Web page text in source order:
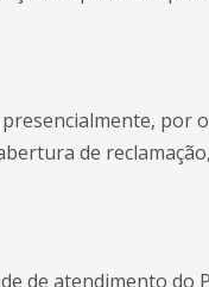
por
de
de atendimento do